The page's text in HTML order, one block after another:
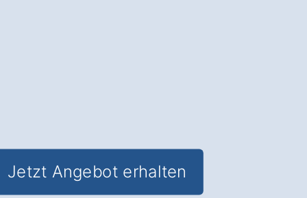
Jetzt Angebot erhalten